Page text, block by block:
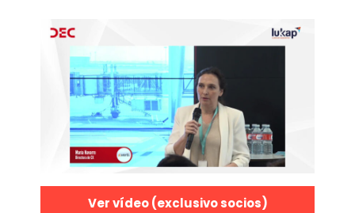
Ver vídeo (exclusivo socios)